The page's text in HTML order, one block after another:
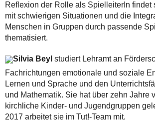
Reflexion der Rolle als SpielleiterIn findet
mit schwierigen Situationen und die
Menschen in Gruppen durch passende
thematisiert.
Silvia Beyl studiert Lehramt an
Fachrichtungen emotionale und soziale
Lernen und Sprache und den
und Mathematik. Sie hat über zehn Jahre
kirchliche Kinder- und Jugendgruppen
2017 arbeitet sie im Tut!-Team mit.